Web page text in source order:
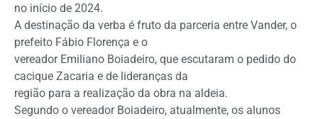
no início de 2024.
A destinação da verba é fruto da parceria entre Vander, o
prefeito Fábio Florença e o
vereador Emiliano Boiadeiro, que escutaram o pedido do
cacique Zacaria e de lideranças da
região para a realização da obra na aldeia.
Segundo o vereador Boiadeiro, atualmente, os alunos